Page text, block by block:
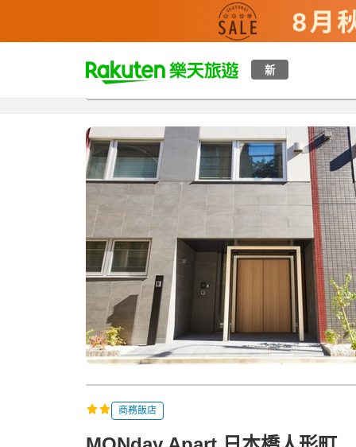
新
t
p
a
g
e
_
r
h
總覽客房與方案評語特點設施
商務飯店